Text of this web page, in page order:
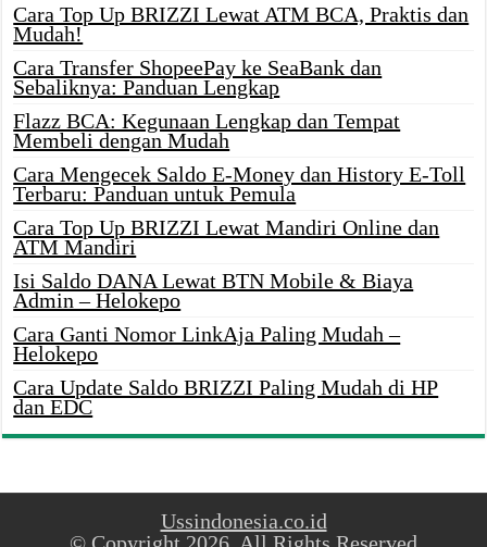
Cara Top Up BRIZZI Lewat ATM BCA, Praktis dan
Mudah!
Cara Transfer ShopeePay ke SeaBank dan
Sebaliknya: Panduan Lengkap
Flazz BCA: Kegunaan Lengkap dan Tempat
Membeli dengan Mudah
Cara Mengecek Saldo E-Money dan History E-Toll
Terbaru: Panduan untuk Pemula
Cara Top Up BRIZZI Lewat Mandiri Online dan
ATM Mandiri
Isi Saldo DANA Lewat BTN Mobile & Biaya
Admin – Helokepo
Cara Ganti Nomor LinkAja Paling Mudah –
Helokepo
Cara Update Saldo BRIZZI Paling Mudah di HP
dan EDC
Ussindonesia.co.id